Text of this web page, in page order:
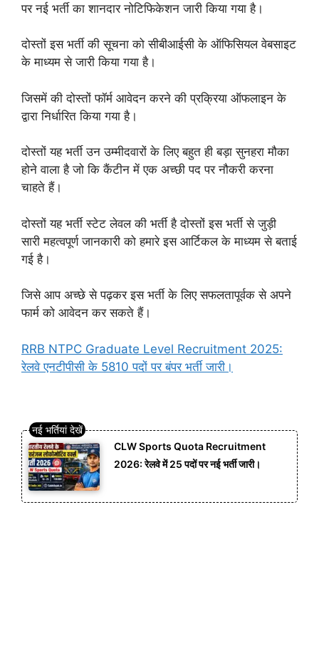
पर नई भर्ती का शानदार नोटिफिकेशन जारी किया गया है।
दोस्तों इस भर्ती की सूचना को सीबीआईसी के ऑफिसियल वेबसाइट
के माध्यम से जारी किया गया है।
जिसमें की दोस्तों फॉर्म आवेदन करने की प्रक्रिया ऑफलाइन के
द्वारा निर्धारित किया गया है।
दोस्तों यह भर्ती उन उम्मीदवारों के लिए बहुत ही बड़ा सुनहरा मौका
होने वाला है जो कि कैंटीन में एक अच्छी पद पर नौकरी करना
चाहते हैं।
दोस्तों यह भर्ती स्टेट लेवल की भर्ती है दोस्तों इस भर्ती से जुड़ी
सारी महत्वपूर्ण जानकारी को हमारे इस आर्टिकल के माध्यम से बताई
गई है।
जिसे आप अच्छे से पढ़कर इस भर्ती के लिए सफलतापूर्वक से अपने
फार्म को आवेदन कर सकते हैं।
RRB NTPC Graduate Level Recruitment 2025:
रेलवे एनटीपीसी के 5810 पदों पर बंपर भर्ती जारी।
CLW Sports Quota Recruitment
2026: रेलवे में 25 पदों पर नई भर्ती जारी।